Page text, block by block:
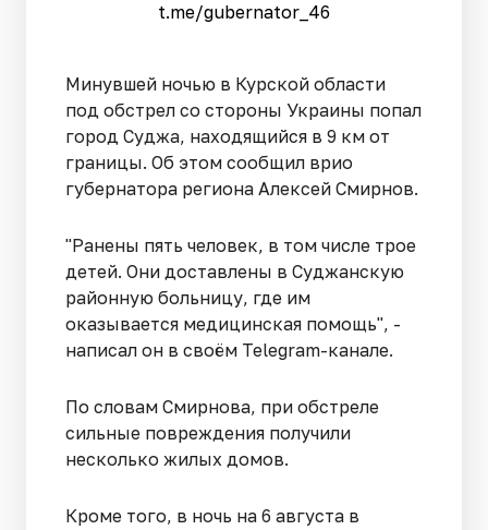
t.me/gubernator_46
Минувшей ночью в Курской области
под обстрел со стороны Украины попал
город Суджа, находящийся в 9 км от
границы. Об этом сообщил врио
губернатора региона Алексей Смирнов.
"Ранены пять человек, в том числе трое
детей. Они доставлены в Суджанскую
районную больницу, где им
оказывается медицинская помощь", -
написал он в своём Telegram-канале.
По словам Смирнова, при обстреле
сильные повреждения получили
несколько жилых домов.
Кроме того, в ночь на 6 августа в